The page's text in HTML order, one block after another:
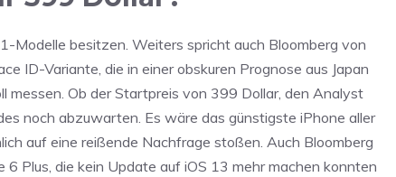
Modelle besitzen. Weiters spricht auch Bloomberg von
ID-Variante, die in einer obskuren Prognose aus Japan
messen. Ob der Startpreis von 399 Dollar, den Analyst
noch abzuwarten. Es wäre das günstigste iPhone aller
auf eine reißende Nachfrage stoßen. Auch Bloomberg
Plus, die kein Update auf iOS 13 mehr machen konnten